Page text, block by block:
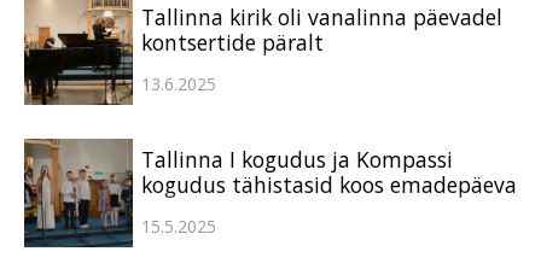
Tallinna kirik oli vanalinna päevadel
kontsertide päralt
13.6.2025
Tallinna I kogudus ja Kompassi
kogudus tähistasid koos emadepäeva
15.5.2025